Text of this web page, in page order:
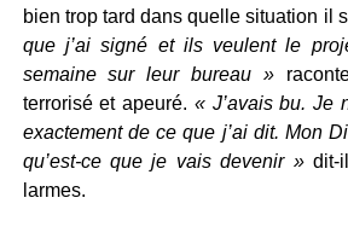
bien trop tard dans quelle situation il
que j’ai signé et ils veulent le
semaine sur leur bureau »
terrorisé et apeuré. « J’avais bu. Je
exactement de ce que j’ai dit. Mon
qu’est-ce que je vais devenir »dit-il
larmes.